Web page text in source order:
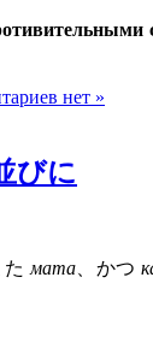
нет »
びに
мата、かつ